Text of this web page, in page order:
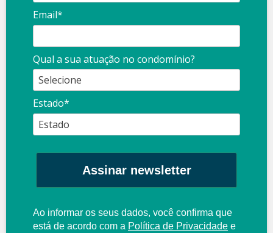
Email*
Qual a sua atuação no condomínio?
Estado*
Assinar newsletter
Ao informar os seus dados, você confirma que
está de acordo com a Política de Privacidade e